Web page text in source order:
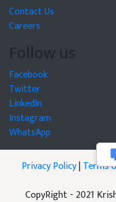
Contact Us
Careers
Follow us
Facebook
Twitter
LinkedIn
Instagram
WhatsApp
Privacy Policy|Terms
CopyRight - 2021